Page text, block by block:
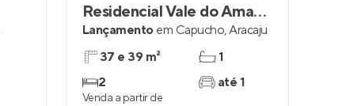
Residencial Vale do Amanhecer
Lançamento em Capucho,Aracaju
37 e 39 m²
2
1
até 1
Venda a partir de